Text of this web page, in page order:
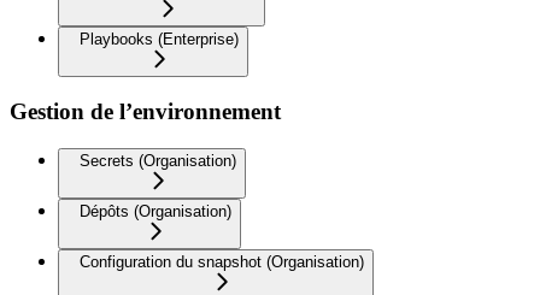
Playbooks (Enterprise)
Gestion de l’environnement
Secrets (Organisation)
Dépôts (Organisation)
Configuration du snapshot (Organisation)